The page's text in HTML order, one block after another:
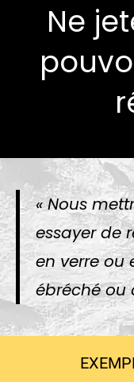
Ne
« Nous
essayer de
en verre ou
ébréché ou